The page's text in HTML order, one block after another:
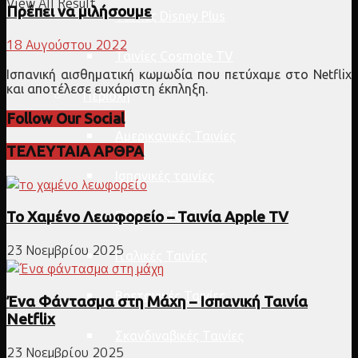
Ταινίες Disney Plus
Ταινίες Cosmote TV
Περιοχή
Ισπανικές ταινίες
Γαλλικές Ταινίες
Ιταλικές Ταινίες
Βρετανικές Ταινίες
Πρέπει να μιλήσουμε
18 Αυγούστου 2022
Ισπανική αισθηματική κωμωδία που πετύχαμε στο Netflix
και αποτέλεσε ευχάριστη έκπληξη.
Follow Our Social
ΤΕΛΕΥΤΑΙΑ ΑΡΘΡΑ
Το Χαμένο Λεωφορείο – Ταινία Apple TV
23 Νοεμβρίου 2025
Ένα Φάντασμα στη Μάχη – Ισπανική Ταινία
Netflix
23 Νοεμβρίου 2025